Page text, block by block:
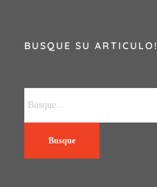
BUSQUE SU ARTICULO!
Busque